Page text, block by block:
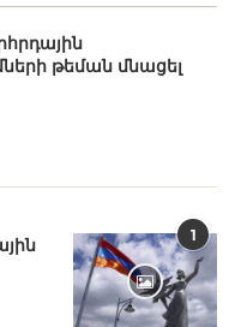
թեման մնացել
1